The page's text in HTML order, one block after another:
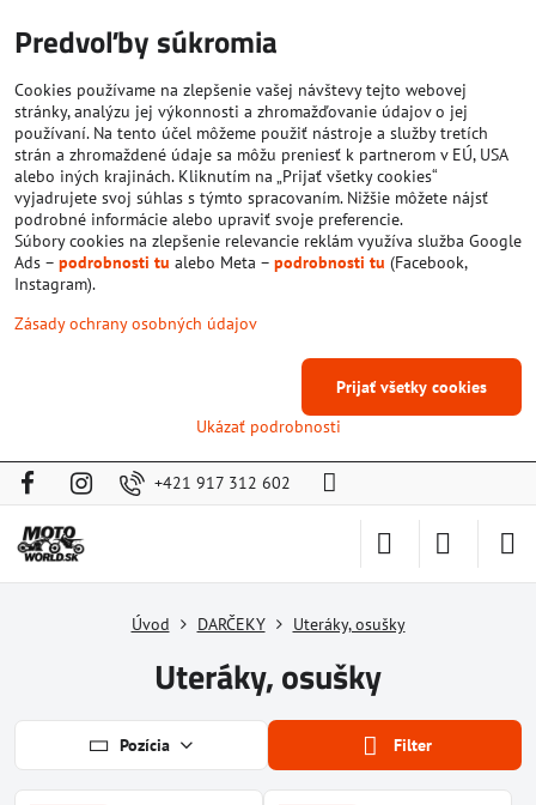
+421 917 312 602
Úvod DARČEKY Uteráky, osušky
Uteráky, osušky
Pozícia Filter
Predvoľby súkromia
Cookies používame na zlepšenie vašej návštevy tejto webovej
stránky, analýzu jej výkonnosti a zhromažďovanie údajov o jej
používaní. Na tento účel môžeme použiť nástroje a služby tretích
strán a zhromaždené údaje sa môžu preniesť k partnerom v EÚ, USA
alebo iných krajinách. Kliknutím na „Prijať všetky cookies“
vyjadrujete svoj súhlas s týmto spracovaním. Nižšie môžete nájsť
podrobné informácie alebo upraviť svoje preferencie.
Súbory cookies na zlepšenie relevancie reklám využíva služba Google
Ads – podrobnosti tu alebo Meta – podrobnosti tu (Facebook,
Instagram).
Zásady ochrany osobných údajov
Ukázať podrobnosti
Prijať všetky cookies